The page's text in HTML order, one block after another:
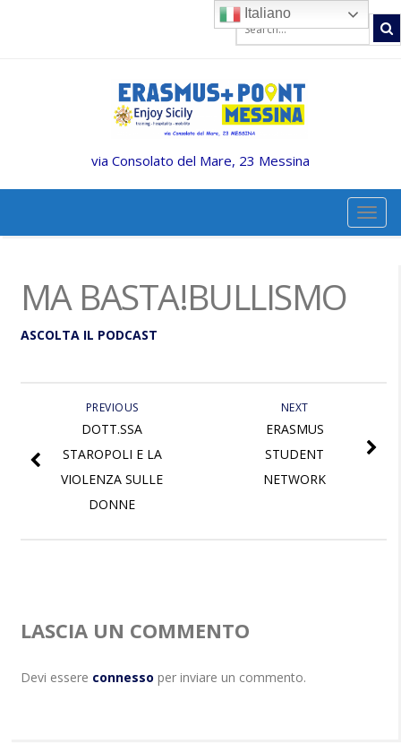
via Consolato del Mare, 23 Messina
MA BASTA!BULLISMO
ASCOLTA IL PODCAST
NEXT
ERASMUS
STUDENT
NETWORK
PREVIOUS
DOTT.SSA
STAROPOLI E LA
VIOLENZA SULLE
DONNE
LASCIA UN COMMENTO
Devi essere connesso per inviare un commento.
Italiano